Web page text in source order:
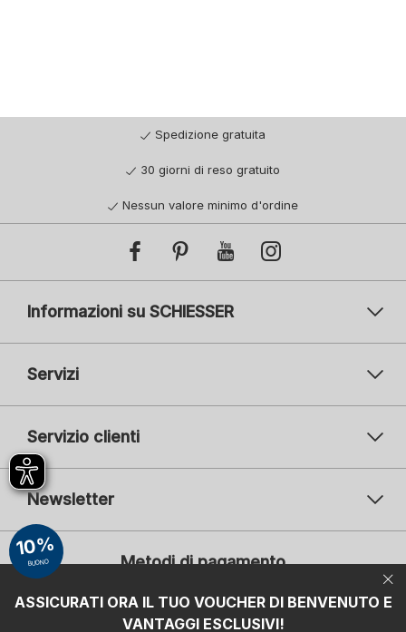
Spedizione gratuita
30 giorni di reso gratuito
Nessun valore minimo d'ordine
Informazioni su SCHIESSER
Servizi
Servizio clienti
Newsletter
Il vostro indirizzo e-mail
Iscrizione
Mi interessa:
Metodi di pagamento
ASSICURATI ORA IL TUO VOUCHER DI BENVENUTO E
VANTAGGI ESCLUSIVI!
10%
BUONO